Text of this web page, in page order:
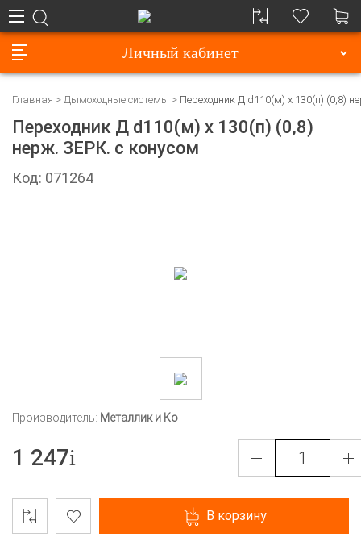
Личный кабинет
Главная Дымоходные системы Переходник Д d110(м) х 130(п) (0,8)
Переходник Д d110(м) х 130(п) (0,8)
нерж. ЗЕРК. с конусом
Код: 071264
Производитель: Металлик и Ко
1 247
В корзину